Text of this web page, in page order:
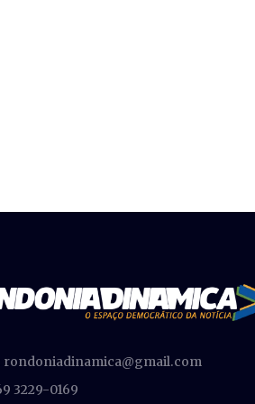
rondoniadinamica@gmail.com
3229-0169